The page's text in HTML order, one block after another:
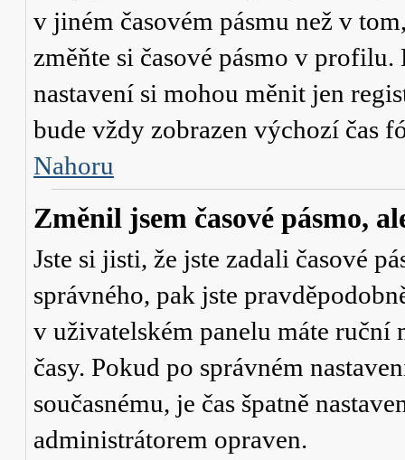
v jiném časovém pásmu než v
změňte si časové pásmo v profilu.
nastavení si mohou měnit jen
bude vždy zobrazen výchozí čas
Nahoru
Změnil jsem časové pásmo,
Jste si jisti, že jste zadali časové
správného, pak jste
v uživatelském panelu máte ruční
časy. Pokud po správném
současnému, je čas špatně
administrátorem opraven.